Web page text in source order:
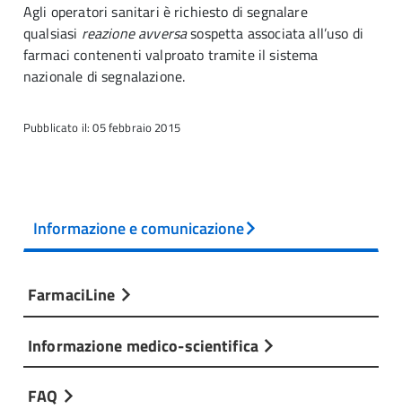
Agli operatori sanitari è richiesto di segnalare
qualsiasi reazione avversasospetta associata all’uso di
farmaci contenenti valproato tramite il sistema
nazionale di segnalazione.
Pubblicato il: 05 febbraio 2015
Informazione e comunicazione
FarmaciLine
Informazione medico-scientifica
FAQ